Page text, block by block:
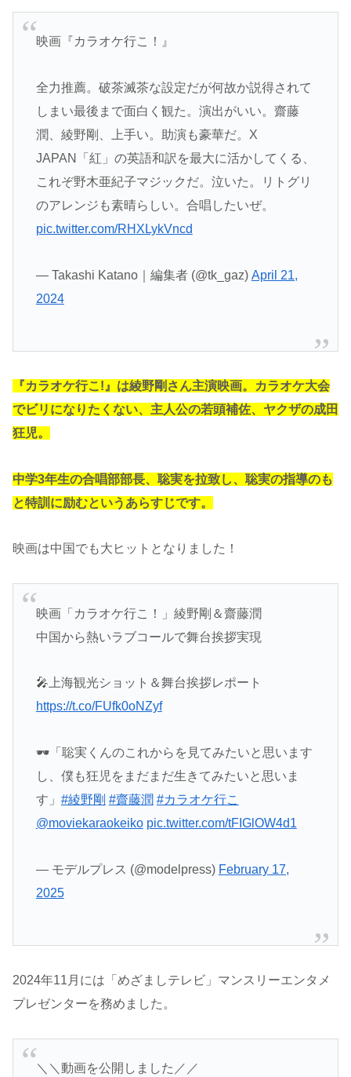
映画『カラオケ行こ！』
全力推薦。破茶滅茶な設定だが何故か説得されて
しまい最後まで面白く観た。演出がいい。齋藤
潤、綾野剛、上手い。助演も豪華だ。X
JAPAN「紅」の英語和訳を最大に活かしてくる、
これぞ野木亜紀子マジックだ。泣いた。リトグリ
のアレンジも素晴らしい。合唱したいぜ。
pic.twitter.com/RHXLykVncd
— Takashi Katano｜編集者 (@tk_gaz) April 21,
2024
『カラオケ行こ!』は綾野剛さん主演映画。カラオケ大会
でビリになりたくない、主人公の若頭補佐、ヤクザの成田
狂児。
中学3年生の合唱部部長、聡実を拉致し、聡実の指導のも
と特訓に励むというあらすじです。
映画は中国でも大ヒットとなりました！
映画「カラオケ行こ！」綾野剛＆齋藤潤
中国から熱いラブコールで舞台挨拶実現
🎤上海観光ショット＆舞台挨拶レポート
https://t.co/FUfk0oNZyf
🕶️「聡実くんのこれからを見てみたいと思います
し、僕も狂児をまだまだ生きてみたいと思いま
す」 #綾野剛 #齋藤潤 #カラオケ行こ
@moviekaraokeiko pic.twitter.com/tFIGlOW4d1
— モデルプレス (@modelpress) February 17,
2025
2024年11月には「めざましテレビ」マンスリーエンタメ
プレゼンターを務めました。
＼＼動画を公開しました／／